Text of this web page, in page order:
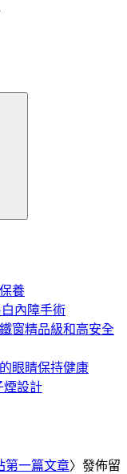
養
內障手術
窗精品級和高安全
眼睛保持健康
煙設計
第一篇文章〉發佈留